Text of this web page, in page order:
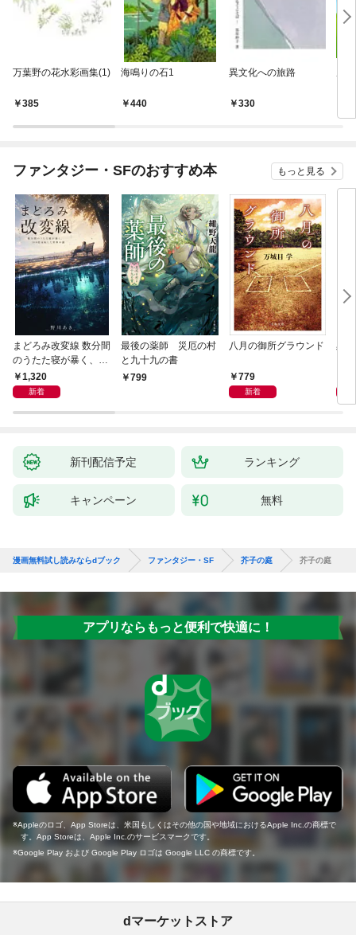
万葉野の花水彩画集(1)
385
海鳴りの石1
440
異文化への旅路
330
ファンタジー・SFのおすすめ本 もっと見る
まどろみ改変線 数分間
のうたた寝が暴く、18
0度反転した世界の謎
1,320
新着
最後の薬師 災厄の村
と九十九の書
799
八月の御所グラウンド
779
新着
黒
新刊配信予定 ランキング
キャンペーン 無料
漫画無料試し読みならdブック ファンタジー・SF 芥子の庭 芥子の庭
アプリならもっと便利で快適に！
Appleのロゴ、App Storeは、米国もしくはその他の国や地域におけるApple Inc.の商標で
す。App Storeは、Apple Inc.のサービスマークです。
Google Play および Google Play ロゴは Google LLC の商標です。
dマーケットストア